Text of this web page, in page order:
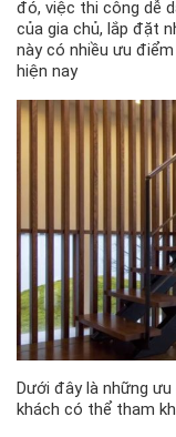
đó, việc thi công dễ
của gia chủ, lắp đặt
này có nhiều ưu
hiện nay
Dưới đây là những
khách có thể tham